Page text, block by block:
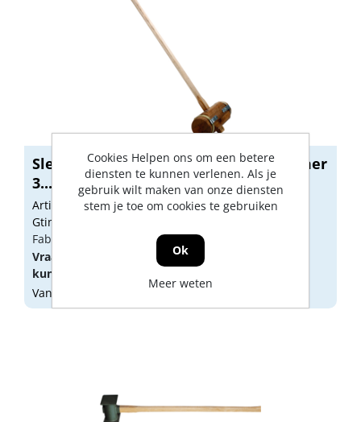
Sleg Fries met houten steel 90cm hamer
3...
Artikelnummer: 1757079
Gtin: 8712448080408
Fabrikant artikel nummer: H40
Vraag een
aan oflog in
kunnen zien.
Vandaag besteld, morgen geleverd
Cookies Helpen ons om een betere
diensten te kunnen verlenen. Als je
gebruik wilt maken van onze diensten
stem je toe om cookies te gebruiken
Ok
Meer weten